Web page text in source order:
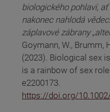
biologického pohlaví,
nakonec nahlodá
záplavové zábrany
Goymann, W., Brumm,
(2023). Biological sex
is a rainbow of sex
e2200173.
https://doi.org/
(odkaz je externí)